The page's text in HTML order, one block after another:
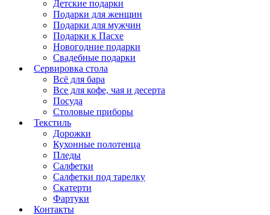
Детские подарки
Подарки для женщин
Подарки для мужчин
Подарки к Пасхе
Новогодние подарки
Свадебные подарки
Сервировка стола
Всё для бара
Все для кофе, чая и десерта
Посуда
Столовые приборы
Текстиль
Дорожки
Кухонные полотенца
Пледы
Салфетки
Салфетки под тарелку
Скатерти
Фартуки
Контакты